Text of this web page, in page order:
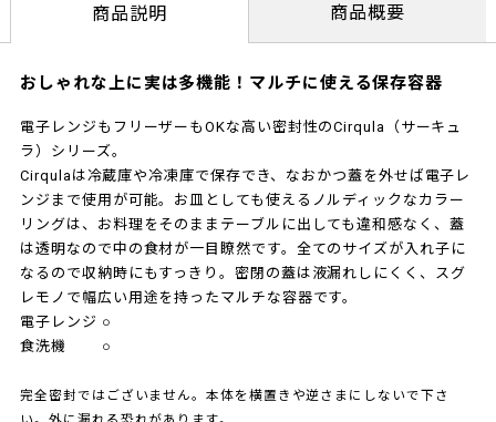
商品説明 商品概要
おしゃれな上に実は多機能！マルチに使える保存容器
電子レンジもフリーザーもOKな高い密封性のCirqula（サーキュ
ラ）シリーズ。
Cirqulaは冷蔵庫や冷凍庫で保存でき、なおかつ蓋を外せば電子レ
ンジまで使用が可能。お皿としても使えるノルディックなカラー
リングは、お料理をそのままテーブルに出しても違和感なく、蓋
は透明なので中の食材が一目瞭然です。全てのサイズが入れ子に
なるので収納時にもすっきり。密閉の蓋は液漏れしにくく、スグ
レモノで幅広い用途を持ったマルチな容器です。
電子レンジ ○
食洗機 ○
完全密封ではございません。本体を横置きや逆さまにしないで下さ